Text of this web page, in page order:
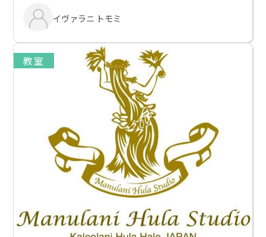
イヴァラニ トモミ
教室